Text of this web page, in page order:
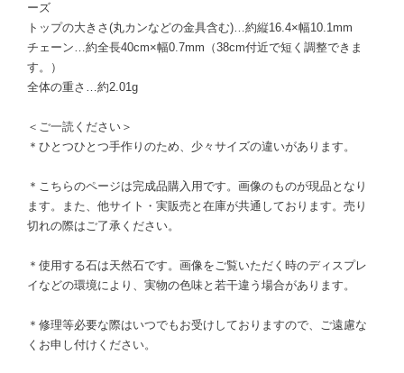
ーズ
トップの大きさ(丸カンなどの金具含む)…約縦16.4×幅10.1mm
チェーン…約全長40cm×幅0.7mm（38cm付近で短く調整できま
す。）
全体の重さ…約2.01g
＜ご一読ください＞
＊ひとつひとつ手作りのため、少々サイズの違いがあります。
＊こちらのページは完成品購入用です。画像のものが現品となり
ます。また、他サイト・実販売と在庫が共通しております。売り
切れの際はご了承ください。
＊使用する石は天然石です。画像をご覧いただく時のディスプレ
イなどの環境により、実物の色味と若干違う場合があります。
＊修理等必要な際はいつでもお受けしておりますので、ご遠慮な
くお申し付けください。